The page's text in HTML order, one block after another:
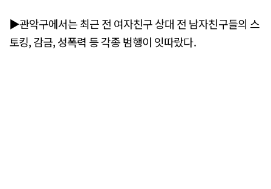
▶관악구에서는 최근 전 여자친구 상대 전 남자친구들의 스
토킹, 감금, 성폭력 등 각종 범행이 잇따랐다.